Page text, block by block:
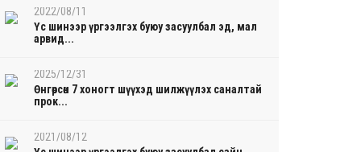
2022/08/11
Үс шинээр үргээлгэх буюу засуулбал эд, мал
арвид...
2025/12/31
Өнгөрсөн 7 хоногт шүүхэд шилжүүлэх саналтай
прок...
2021/08/12